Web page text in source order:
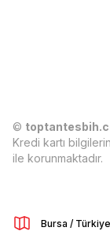
©
Kredi kartı
ile korunmaktadır.
Bursa / Türkiye